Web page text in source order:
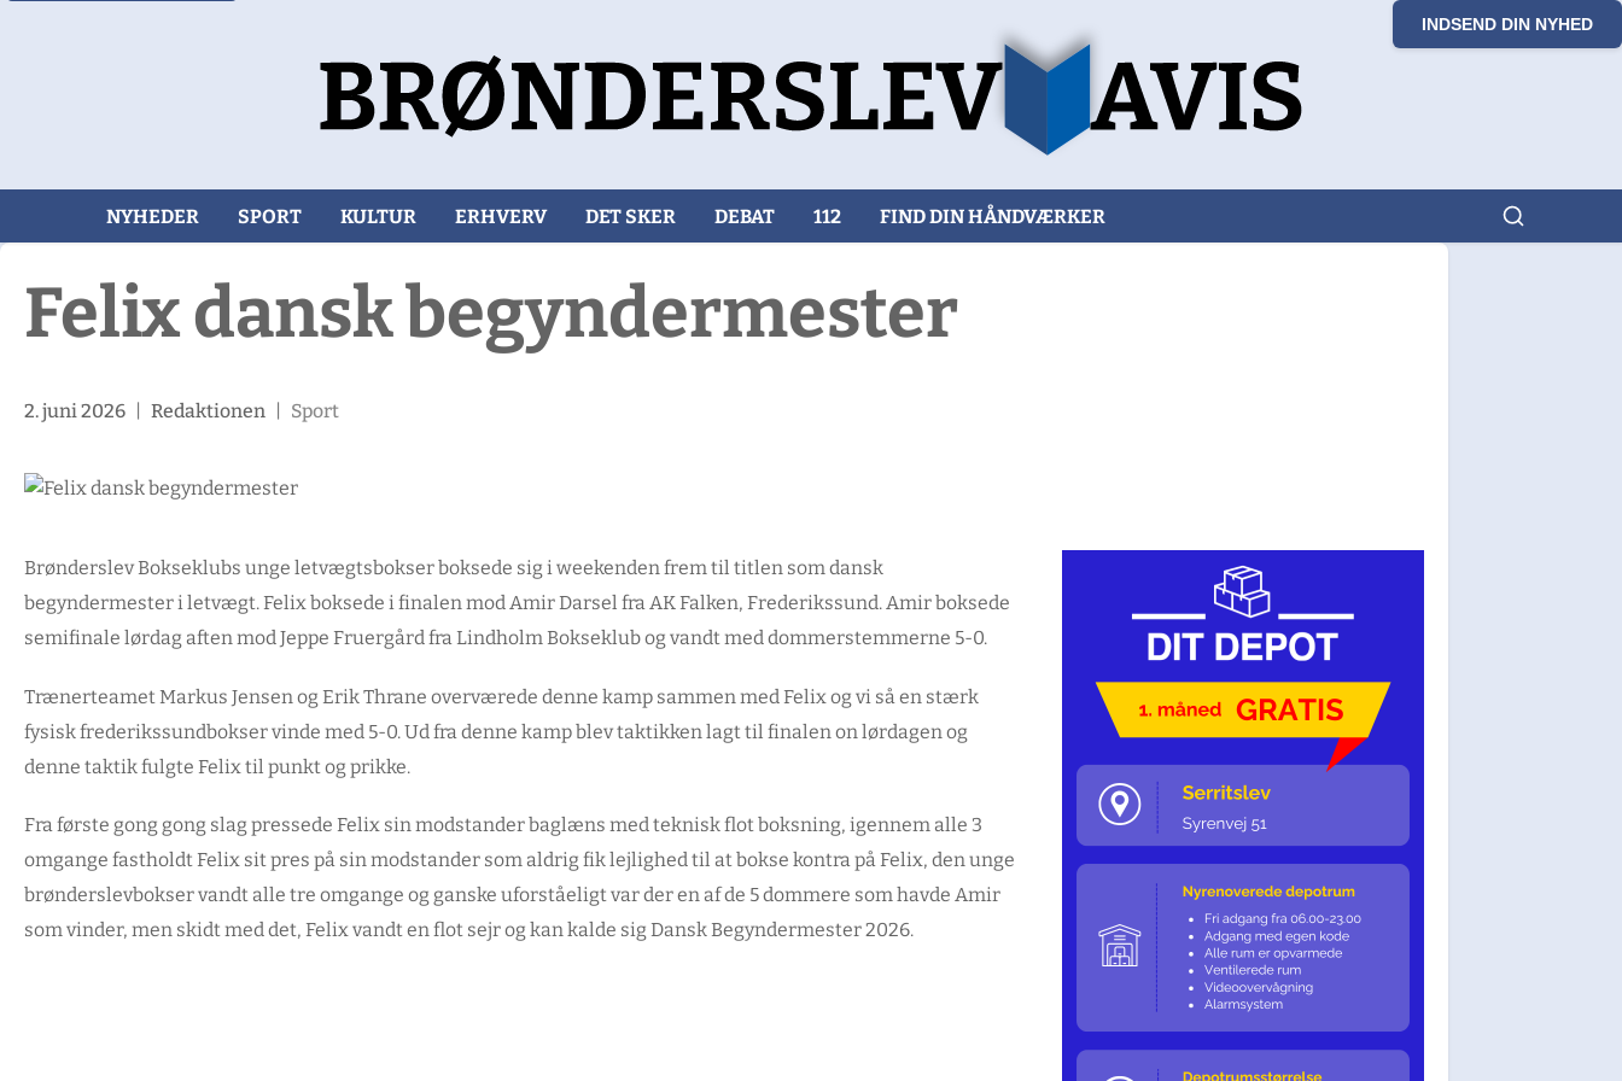
INDSEND DIN NYHED
NYHEDER SPORT KULTUR ERHVERV DET SKER DEBAT 112 FIND DIN HÅNDVÆRKER
Felix dansk begyndermester
2. juni 2026| Redaktionen| Sport
Brønderslev Bokseklubs unge letvægtsbokser boksede sig i weekenden frem til titlen som dansk
begyndermester i letvægt. Felix boksede i finalen mod Amir Darsel fra AK Falken, Frederikssund. Amir boksede
semifinale lørdag aften mod Jeppe Fruergård fra Lindholm Bokseklub og vandt med dommerstemmerne 5-0.
Trænerteamet Markus Jensen og Erik Thrane overværede denne kamp sammen med Felix og vi så en stærk
fysisk frederikssundbokser vinde med 5-0. Ud fra denne kamp blev taktikken lagt til finalen on lørdagen og
denne taktik fulgte Felix til punkt og prikke.
Fra første gong gong slag pressede Felix sin modstander baglæns med teknisk flot boksning, igennem alle 3
omgange fastholdt Felix sit pres på sin modstander som aldrig fik lejlighed til at bokse kontra på Felix, den unge
brønderslevbokser vandt alle tre omgange og ganske uforståeligt var der en af de 5 dommere som havde Amir
som vinder, men skidt med det, Felix vandt en flot sejr og kan kalde sig Dansk Begyndermester 2026.